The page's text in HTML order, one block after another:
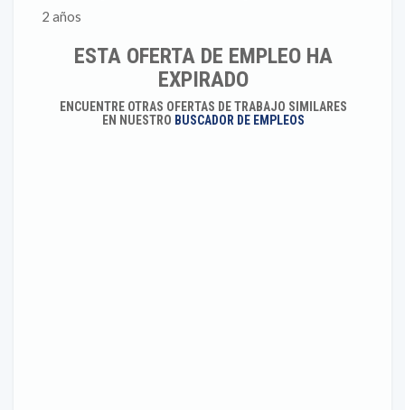
2 años
ESTA OFERTA DE EMPLEO HA
EXPIRADO
ENCUENTRE OTRAS OFERTAS DE TRABAJO SIMILARES
EN NUESTRO BUSCADOR DE EMPLEOS